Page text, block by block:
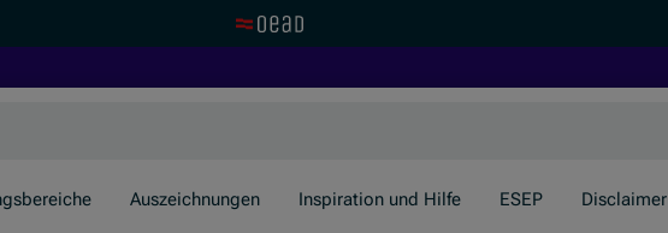
Auszeichnungen Inspiration und Hilfe ESEP Disclaimer